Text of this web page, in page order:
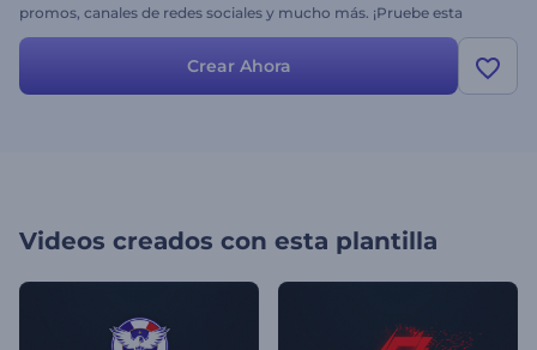
promos, canales de redes sociales y mucho más. ¡Pruebe esta
impresionante animación de logo ahora mismo de forma gratuita!
Crear Ahora
Videos creados con esta plantilla